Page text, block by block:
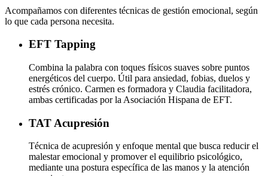
Acompañamos con diferentes técnicas de gestión emocional, según
lo que cada persona necesita.
EFT Tapping
Combina la palabra con toques físicos suaves sobre puntos
energéticos del cuerpo. Útil para ansiedad, fobias, duelos y
estrés crónico. Carmen es formadora y Claudia facilitadora,
ambas certificadas por la Asociación Hispana de EFT.
TAT Acupresión
Técnica de acupresión y enfoque mental que busca reducir el
malestar emocional y promover el equilibrio psicológico,
mediante una postura específica de las manos y la atención